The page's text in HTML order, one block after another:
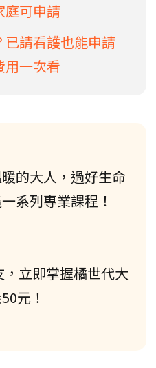
庭可申請
請看護也能申請
用一次看
的大人，過好生命
系列專業課程！
立即掌握橘世代大
元！